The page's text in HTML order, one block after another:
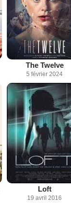
The Twelve
5 février 2024
Loft
19 avril 2016